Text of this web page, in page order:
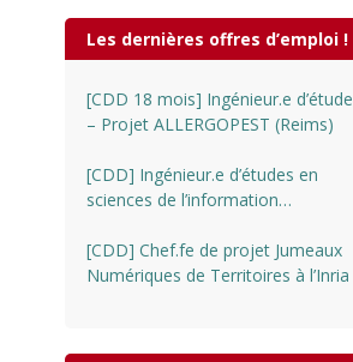
Les dernières offres d’emploi !
[CDD 18 mois] Ingénieur.e d’étude
– Projet ALLERGOPEST (Reims)
[CDD] Ingénieur.e d’études en
sciences de l’information
[CDD] Chef.fe de projet Jumeaux
Numériques de Territoires à l’Inria